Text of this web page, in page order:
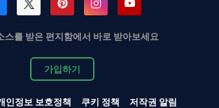
스를 받은 편지함에서 바로 받아보세요
가입하기
인정보 보호정책 쿠키 정책
저작권 알림